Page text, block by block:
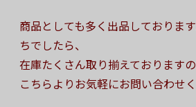
商品としても多く出品しておりま
ちでしたら、
在庫たくさん取り揃えておりますの
こちらよりお気軽にお問い合わせ